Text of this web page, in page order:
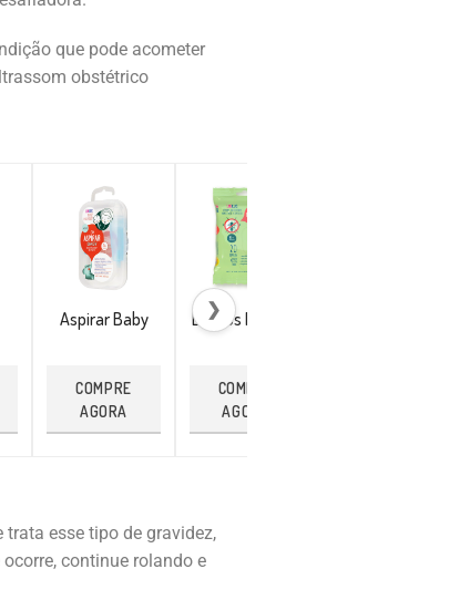
que pode acometer
obstétrico
Aspirar Baby
COMPRE
AGORA
Lenços Repellik
COMPRE
AGORA
❯
trata esse tipo de gravidez,
continue rolando e